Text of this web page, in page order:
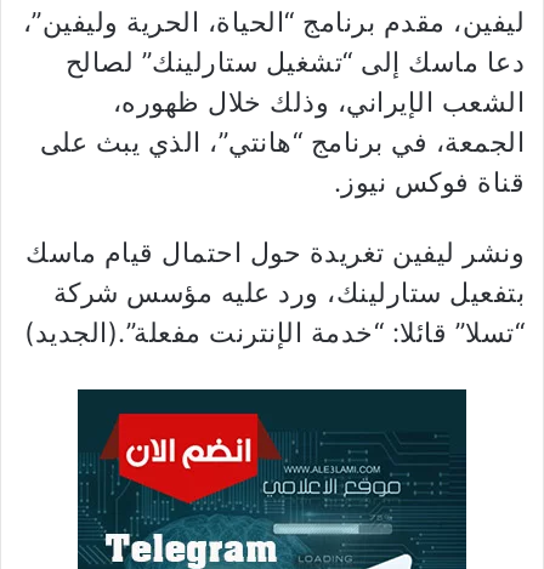
ليفين، مقدم برنامج “الحياة، الحرية وليفين”،
دعا ماسك إلى “تشغيل ستارلينك” لصالح
الشعب الإيراني، وذلك خلال ظهوره،
الجمعة، في برنامج “هانتي”، الذي يبث على
قناة فوكس نيوز.
ونشر ليفين تغريدة حول احتمال قيام ماسك
بتفعيل ستارلينك، ورد عليه مؤسس شركة
“تسلا” قائلا: “خدمة الإنترنت مفعلة”.(الجديد)